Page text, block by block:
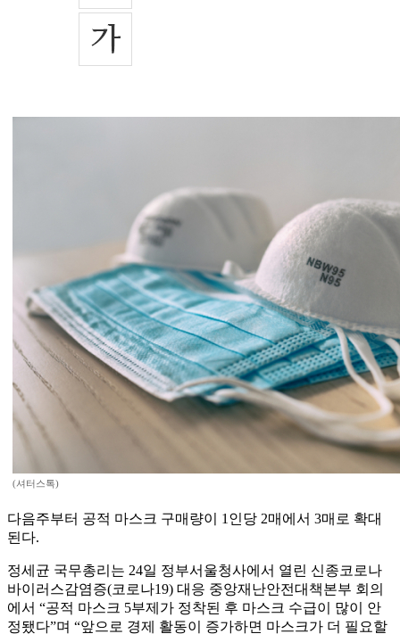
(셔터스톡)
다음주부터 공적 마스크 구매량이 1인당 2매에서 3매로 확대
된다.
정세균 국무총리는 24일 정부서울청사에서 열린 신종코로나
바이러스감염증(코로나19) 대응 중앙재난안전대책본부 회의
에서 “공적 마스크 5부제가 정착된 후 마스크 수급이 많이 안
정됐다”며 “앞으로 경제 활동이 증가하면 마스크가 더 필요할